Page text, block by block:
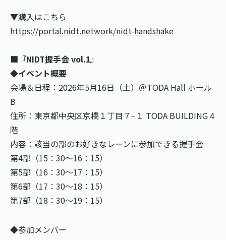
▼購入はこちら
https://portal.nidt.network/nidt-handshake
■『NIDT握手会 vol.1』
◆イベント概要
会場＆日程：2026年5月16日（土）＠TODA Hall ホール
B
住所：東京都中央区京橋１丁目７−１ TODA BUILDING 4
階
内容：該当の部のお好きなレーンに参加できる握手会
第4部（15：30～16：15）
第5部（16：30～17：15）
第6部（17：30～18：15）
第7部（18：30～19：15）
◆参加メンバー